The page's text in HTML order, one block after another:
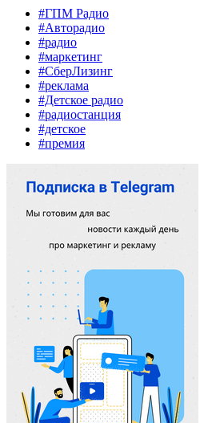
#ГПМ Радио
#Авторадио
#радио
#маркетинг
#СберЛизинг
#реклама
#Детское радио
#радиостанция
#детское
#премия